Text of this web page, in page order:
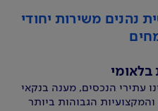
נהנים משירות יחודי
עתירי הנכסים, מענה בנקאי
הגבוהות ביותר